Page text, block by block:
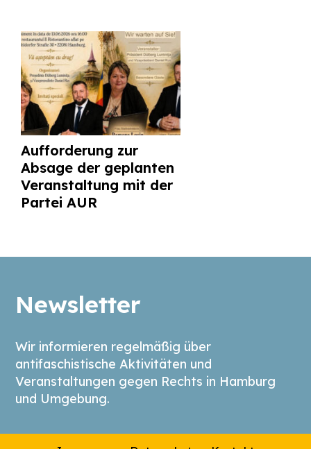
Aufforderung zur
Absage der geplanten
Veranstaltung mit der
Partei AUR
Newsletter
Wir informieren regelmäßig über
antifaschistische Aktivitäten und
Veranstaltungen gegen Rechts in Hamburg
und Umgebung.